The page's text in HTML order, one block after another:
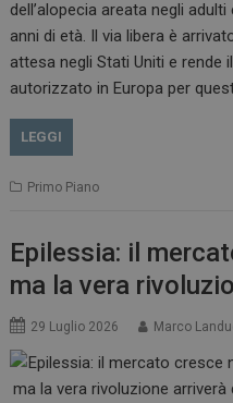
dell’alopecia areata negli
anni di età. Il via libera è
attesa negli Stati Uniti e
autorizzato in Europa per
LEGGI
Primo Piano
Epilessia: il
ma la vera
29 Luglio 2026 Marco